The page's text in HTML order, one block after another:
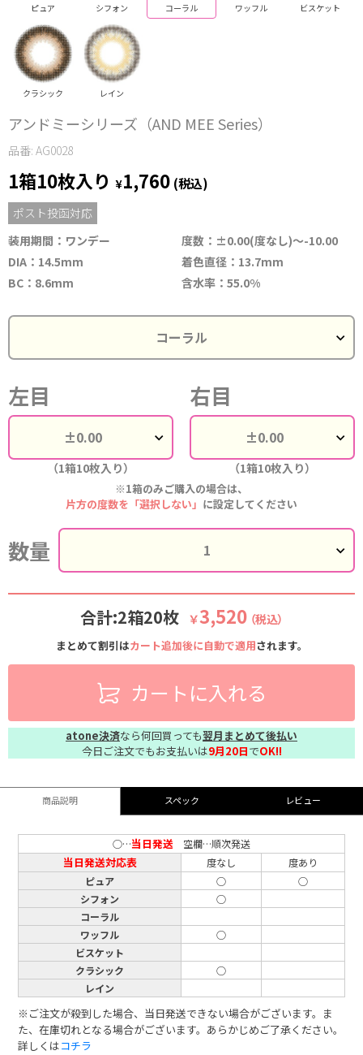
ピュア シフォン コーラル ワッフル ビスケット
クラシック レイン
アンドミーシリーズ（AND MEE Series）
品番: AG0028
1箱10枚入り ¥1,760 (税込)
ポスト投函対応
装用期間：ワンデー
度数：±0.00(度なし)～-10.00
DIA：14.5mm
着色直径：13.7mm
BC：8.6mm
含水率：55.0%
左目
（1箱10枚入り）
右目
（1箱10枚入り）
※1箱のみご購入の場合は、
片方の度数を「選択しない」 に設定してください
数量
合計:2箱20枚 ￥3,520 （税込）
まとめて割引はカート追加後に自動で適用されます。
カートに入れる
atone決済なら何回買っても翌月まとめて後払い
今日ご注文でもお支払いは9月20日でOK!!
商品説明 スペック レビュー
○…当日発送 空欄…順次発送
当日発送対応表 度なし
度あり
ピュア
○
○
シフォン
○
コーラル
ワッフル
○
ビスケット
クラシック
○
レイン
※ご注文が殺到した場合、当日発送できない場合がございます。ま
た、在庫切れとなる場合がございます。あらかじめご了承ください。
詳しくはコチラ